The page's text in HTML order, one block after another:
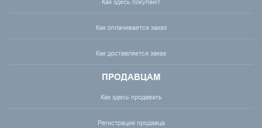
Как здесь покупают
Как оплачивается заказ
Как доставляется заказ
ПРОДАВЦАМ
Как здесь продавать
Регистрация продавца